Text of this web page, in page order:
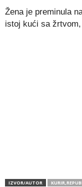
Žena je preminula
istoj kući sa
IZVOR/AUTOR